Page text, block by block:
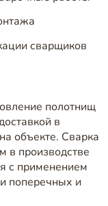
сварщиков
полотнищ
в
объекте. Сварка
в производстве
с применением
поперечных и